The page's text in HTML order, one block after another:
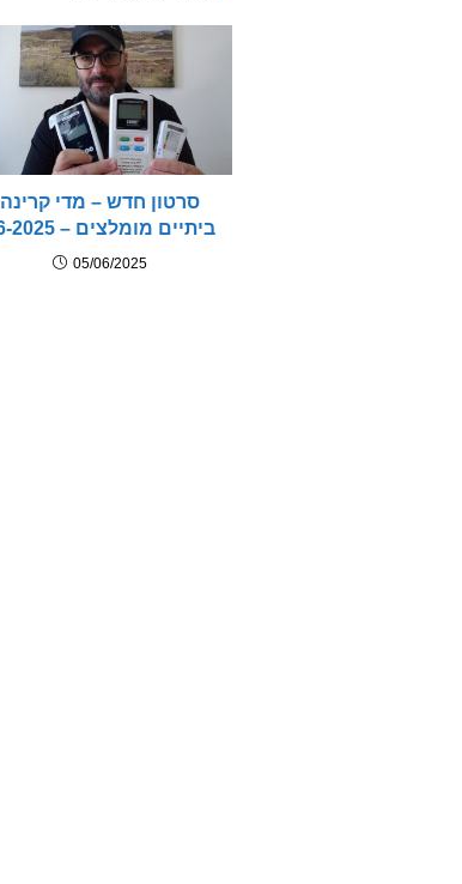
סרטון חדש – מדי קרינה
ביתיים מומלצים – 06-2025
05/06/2025